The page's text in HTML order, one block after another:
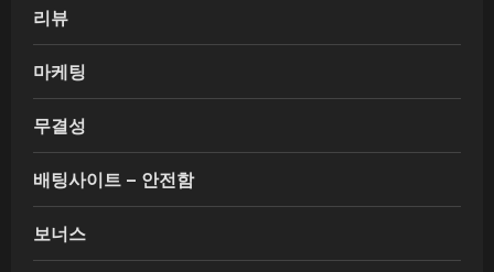
리뷰
마케팅
무결성
배팅사이트 – 안전함
보너스